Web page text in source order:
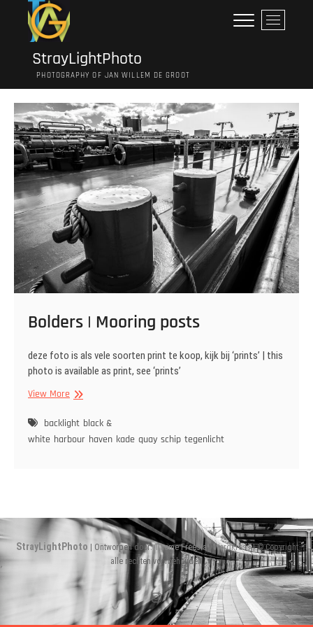
StrayLightPhoto
PHOTOGRAPHY OF JAN WILLEM DE GROOT
M
e
o
Bolders | Mooring posts
deze foto is als vele soorten print te koop, kijk bij ‘prints’ | this
photo is available as print, see ‘prints’
View MoreBolders
Mooring
posts
backlight black &
white harbour haven kade quay schip tegenlicht
StrayLightPhoto | Ontworpen door:Theme Freesia |WordPress| © Copyright
alle rechten voorbehouden
Instagram